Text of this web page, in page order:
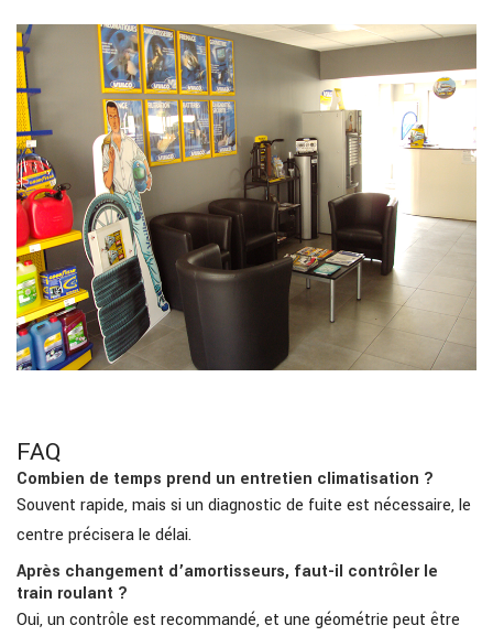
FAQ
Combien de temps prend un entretien climatisation ?
Souvent rapide, mais si un diagnostic de fuite est nécessaire, le
centre précisera le délai.
Après changement d’amortisseurs, faut-il contrôler le
train roulant ?
Oui, un contrôle est recommandé, et une géométrie peut être